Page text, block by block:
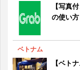
【写真
の使い方
ベトナム
【ベト